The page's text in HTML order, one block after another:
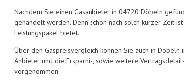
Nachdem Sie einen Gasanbieter in 04720 Döbeln
gehandelt werden. Denn schon nach solch kurzer Zeit
Leistungspaket bietet.
Über den Gaspreisvergleich können Sie auch in
Anbieter und die Ersparnis, sowie weitere
vorgenommen.